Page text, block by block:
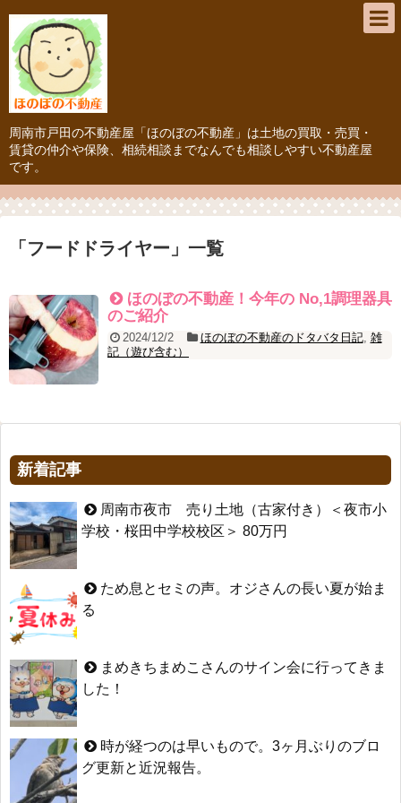
周南市戸田の不動産屋「ほのぼの不動産」は土地の買取・売買・
賃貸の仲介や保険、相続相談までなんでも相談しやすい不動産屋
です。
「 フードドライヤー 」 一覧
ほのぼの不動産！今年の No,1調理器具
のご紹介
2024/12/2 ほのぼの不動産のドタバタ日記, 雑
記（遊び含む）
新着記事
周南市夜市 売り土地（古家付き）＜夜市小
学校・桜田中学校校区＞ 80万円
ため息とセミの声。オジさんの長い夏が始ま
る
まめきちまめこさんのサイン会に行ってきま
した！
時が経つのは早いもので。3ヶ月ぶりのブロ
グ更新と近況報告。